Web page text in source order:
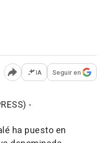
Abrir opciones para
IA Seguir en
-
ha puesto en